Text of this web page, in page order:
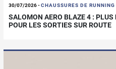
30/07/2026-CHAUSSURES DE RUNNING
SALOMON AERO BLAZE 4 : PLUS
POUR LES SORTIES SUR ROUTE